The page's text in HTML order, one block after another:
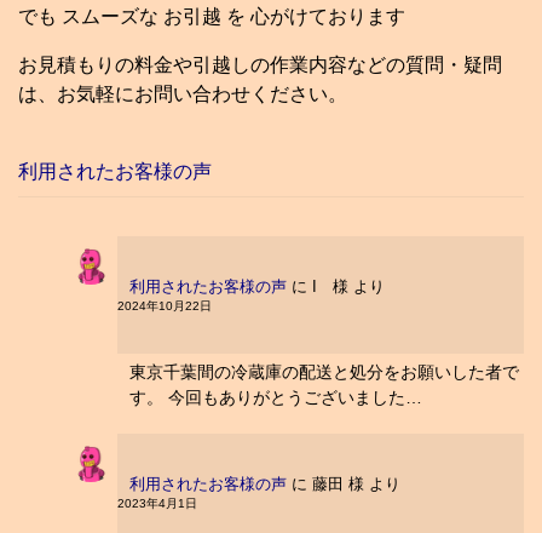
でも スムーズな お引越 を 心がけております
お見積もりの料金や引越しの作業内容などの質問・疑問
は、お気軽にお問い合わせください。
利用されたお客様の声
利用されたお客様の声 に I 様 より
2024年10月22日
東京千葉間の冷蔵庫の配送と処分をお願いした者で
す。 今回もありがとうございました…
利用されたお客様の声 に 藤田 様 より
2023年4月1日